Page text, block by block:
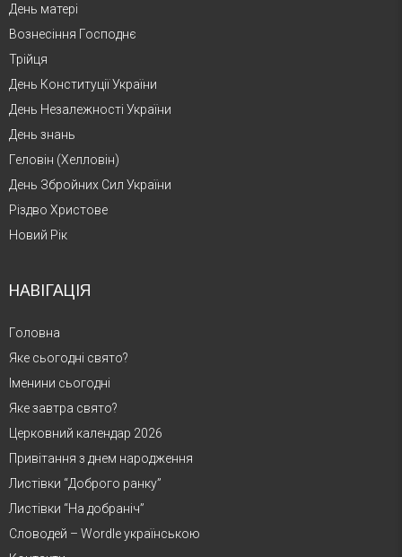
День матері
Вознесіння Господнє
Трійця
День Конституції України
День Незалежності України
День знань
Геловін (Хелловін)
День Збройних Сил України
Різдво Христове
Новий Рік
НАВІГАЦІЯ
Головна
Яке сьогодні свято?
Іменини сьогодні
Яке завтра свято?
Церковний календар 2026
Привітання з днем народження
Листівки “Доброго ранку”
Листівки “На добраніч”
Словодей – Wordle українською